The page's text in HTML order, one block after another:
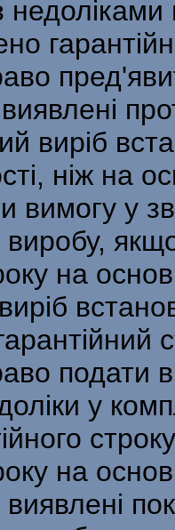
виріб
ніж на
вимогу у
на
подати
у
на